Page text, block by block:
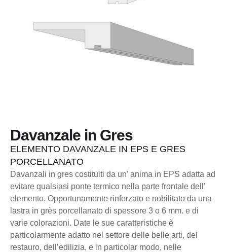
Davanzale in Gres
ELEMENTO DAVANZALE IN EPS E GRES
PORCELLANATO
Davanzali in gres costituiti da un’ anima in EPS adatta ad
evitare qualsiasi ponte termico nella parte frontale dell’
elemento. Opportunamente rinforzato e nobilitato da una
lastra in grès porcellanato di spessore 3 o 6 mm. e di
varie colorazioni. Date le sue caratteristiche è
particolarmente adatto nel settore delle belle arti, del
restauro, dell’edilizia, e in particolar modo, nelle